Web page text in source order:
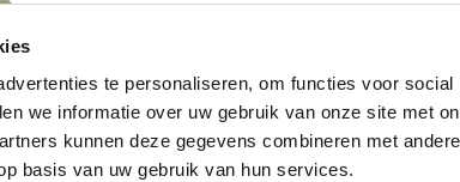
te personaliseren, om functies voor
we informatie over uw gebruik van onze site met
kunnen deze gegevens combineren met
basis van uw gebruik van hun services.